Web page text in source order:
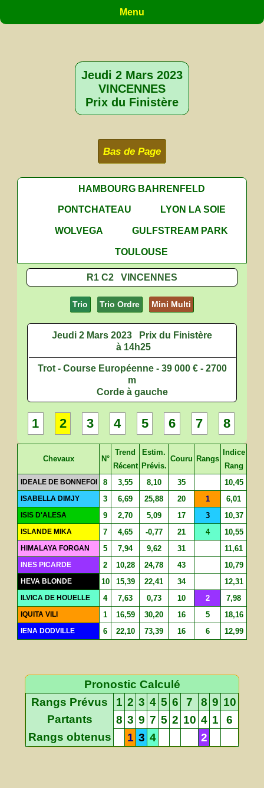
Menu
Jeudi 2 Mars 2023
VINCENNES
Prix du Finistère
Bas de Page
HAMBOURG BAHRENFELD
PONTCHATEAU
LYON LA SOIE
WOLVEGA
GULFSTREAM PARK
TOULOUSE
R1 C2 VINCENNES
Trio Trio Ordre Mini Multi
Jeudi 2 Mars 2023
Prix du Finistère
à 14h25
Trot - Course Européenne - 39 000 € - 2700
m
Corde à gauche
1 2 3 4 5 6 7 8
Chevaux N°
Trend
Récent
Estim.
Prévis.
Couru Rangs
Indice
Rang
IDEALE DE BONNEFOI 8 3,55 8,10 35 10,45
ISABELLA DIMJY 3 6,69 25,88 20 1 6,01
ISIS D'ALESA 9 2,70 5,09 17 3 10,37
ISLANDE MIKA 7 4,65 -0,77 21 4 10,55
HIMALAYA FORGAN 5 7,94 9,62 31 11,61
INES PICARDE 2 10,28 24,78 43 10,79
HEVA BLONDE 10 15,39 22,41 34 12,31
ILVICA DE HOUELLE 4 7,63 0,73 10 2 7,98
IQUITA VILI 1 16,59 30,20 16 5 18,16
IENA DODVILLE 6 22,10 73,39 16 6 12,99
Pronostic Calculé
Rangs Prévus
1 2 3 4 5 6 7 8 9 10
Partants
8 3 9 7 5 2 10 4 1
6
Rangs obtenus
1 3 4 2